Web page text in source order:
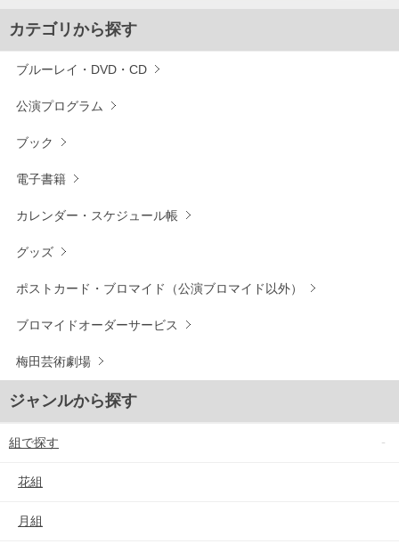
カテゴリから探す
ブルーレイ・DVD・CD
公演プログラム
ブック
電子書籍
カレンダー・スケジュール帳
グッズ
ポストカード・ブロマイド（公演ブロマイド以外）
ブロマイドオーダーサービス
梅田芸術劇場
ジャンルから探す
組で探す
花組
月組